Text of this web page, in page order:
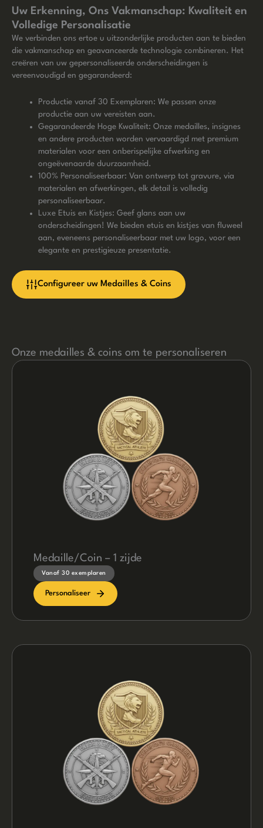
Uw Erkenning, Ons Vakmanschap: Kwaliteit en
Volledige Personalisatie
We verbinden ons ertoe u uitzonderlijke producten aan te bieden
die vakmanschap en geavanceerde technologie combineren. Het
creëren van uw gepersonaliseerde onderscheidingen is
vereenvoudigd en gegarandeerd:
Productie vanaf 30 Exemplaren: We passen onze
productie aan uw vereisten aan.
Gegarandeerde Hoge Kwaliteit: Onze medailles, insignes
en andere producten worden vervaardigd met premium
materialen voor een onberispelijke afwerking en
ongeëvenaarde duurzaamheid.
100% Personaliseerbaar: Van ontwerp tot gravure, via
materialen en afwerkingen, elk detail is volledig
personaliseerbaar.
Luxe Etuis en Kistjes: Geef glans aan uw
onderscheidingen! We bieden etuis en kistjes van fluweel
aan, eveneens personaliseerbaar met uw logo, voor een
elegante en prestigieuze presentatie.
Configureer uw Medailles & Coins
Onze medailles & coins om te personaliseren
Medaille/Coin – 1 zijde
Vanaf 30 exemplaren
Personaliseer